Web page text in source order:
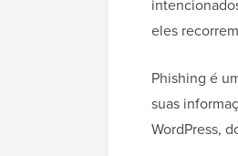
eles
Phishing é
suas
WordPress,